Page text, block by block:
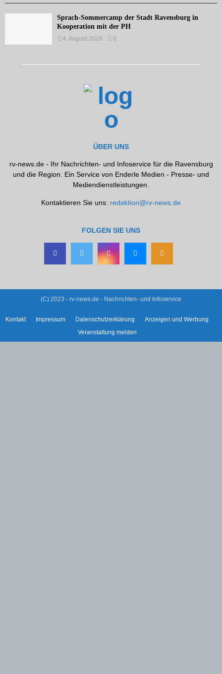
Sprach-Sommercamp der Stadt Ravensburg in
Kooperation mit der PH
4. August 2026 0
ÜBER UNS
rv-news.de - Ihr Nachrichten- und Infoservice für die Ravensburg
und die Region. Ein Service von Enderle Medien - Presse- und
Mediendienstleistungen.
Kontaktieren Sie uns: redaktion@rv-news.de
FOLGEN SIE UNS
(C) 2023 - rv-news.de - Nachrichten- und Infoservice
Kontakt Impressum Datenschutzerklärung
Anzeigen und Werbung
Veranstaltung melden